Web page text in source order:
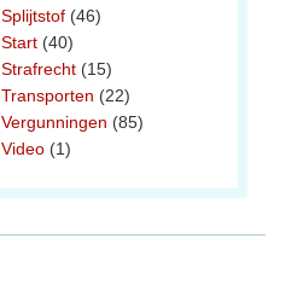
Splijtstof (46)
Start (40)
Strafrecht (15)
Transporten (22)
Vergunningen (85)
Video (1)